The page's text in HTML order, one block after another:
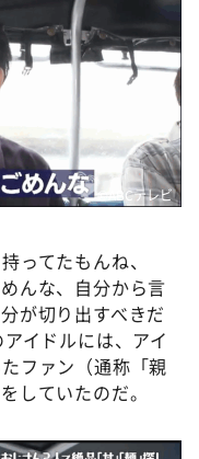
©️ABCテレビ
ってたもんね、
んな、自分から言
が切り出すべきだ
イドルには、アイ
ファン（通称「親
していたのだ。